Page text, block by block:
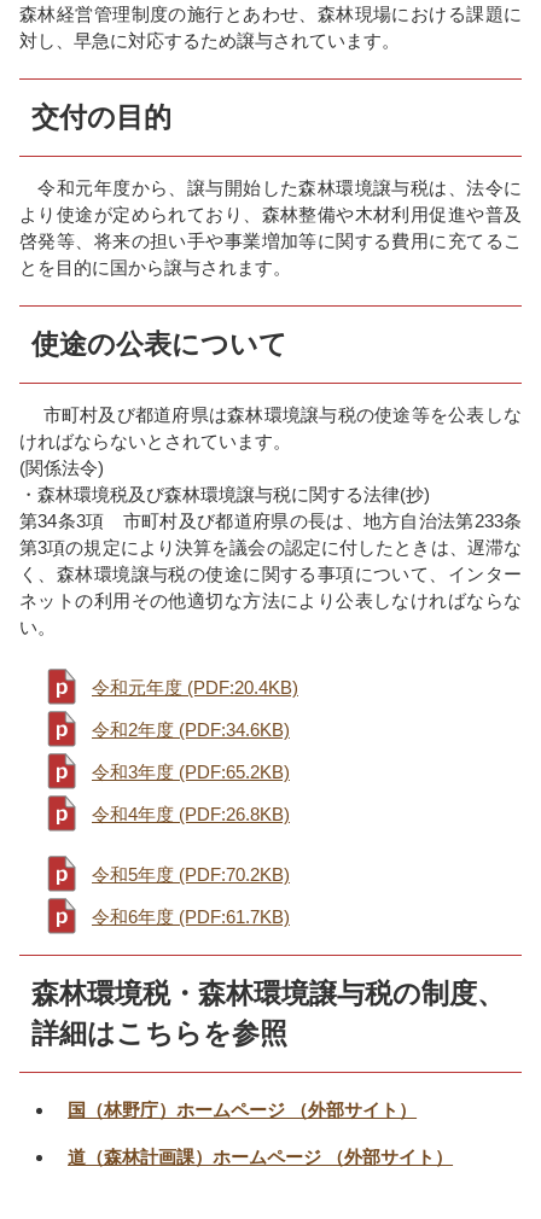
森林経営管理制度の施行とあわせ、森林現場における課題に
対し、早急に対応するため譲与されています。
交付の目的
令和元年度から、譲与開始した森林環境譲与税は、法令に
より使途が定められており、森林整備や木材利用促進や普及
啓発等、将来の担い手や事業増加等に関する費用に充てるこ
とを目的に国から譲与されます。
使途の公表について
市町村及び都道府県は森林環境譲与税の使途等を公表しな
ければならないとされています。
(関係法令)
・森林環境税及び森林環境譲与税に関する法律(抄)
第34条3項 市町村及び都道府県の長は、地方自治法第233条
第3項の規定により決算を議会の認定に付したときは、遅滞な
く、森林環境譲与税の使途に関する事項について、インター
ネットの利用その他適切な方法により公表しなければならな
い。
令和元年度 (PDF:20.4KB)
令和2年度 (PDF:34.6KB)
令和3年度 (PDF:65.2KB)
令和4年度 (PDF:26.8KB)
令和5年度 (PDF:70.2KB)
令和6年度 (PDF:61.7KB)
森林環境税・森林環境譲与税の制度、
詳細はこちらを参照
国（林野庁）ホームページ （外部サイト）
道（森林計画課）ホームページ （外部サイト）